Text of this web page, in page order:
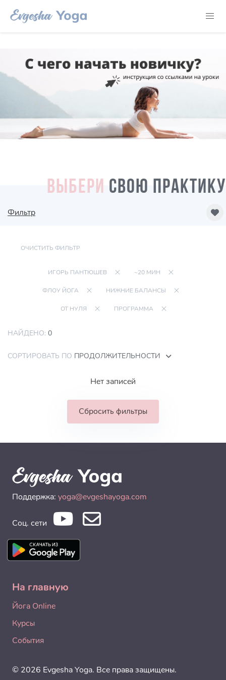
ВЫБЕРИ СВОЮ ПРАКТИКУ
Фильтр
ОЧИСТИТЬ ФИЛЬТР
ИГОРЬ ПАНТЮШЕВ ~20 МИН
ФЛОУ ЙОГА НИЖНИЕ БАЛАНСЫ
ОТ НУЛЯ ПРОГРАММА
НАЙДЕНО: 0
СОРТИРОВАТЬ ПО ПРОДОЛЖИТЕЛЬНОСТИ
Нет записей
Сбросить фильтры
Поддержка: yoga@evgeshayoga.com
Соц. сети
На главную
Йога Online
Курсы
События
© 2026 Evgesha Yoga. Все права защищены.